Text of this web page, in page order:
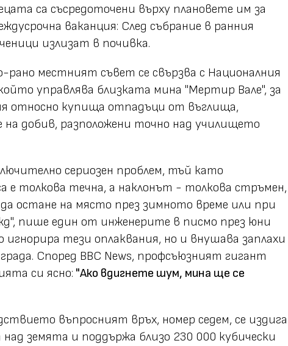
са съсредоточени върху плановете им за
ваканция: След събрание в ранния
излизат в почивка.
рано местният съвет се свързва с Националния
управлява близката мина "Мертир Вале", за
относно купища отпадъци от въглища,
на добив, разположени точно над училището
сериозен проблем, тъй като
е толкова течна, а наклонът - толкова стръмен,
остане на място през зимното време или при
пише един от инженерите в писмо през юни
игнорира тези оплаквания, но и внушава заплахи
Според BBC News, профсъюзният гигант
си ясно: "Ако вдигнете шум, мина ще се
въпросният връх, номер седем, се издига
земята и поддържа близо 230 000 кубически